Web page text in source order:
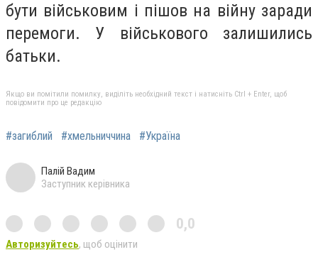
бути військовим і пішов на війну заради
перемоги. У військового залишились
батьки.
Якщо ви помітили помилку, виділіть необхідний текст і натисніть Ctrl + Enter, щоб
повідомити про це редакцію
#загиблий #хмельниччина #Україна
Палій Вадим
Заступник керівника
0,0
Авторизуйтесь, щоб оцінити